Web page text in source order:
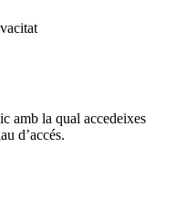
amb la qual accedeixes
d’accés.